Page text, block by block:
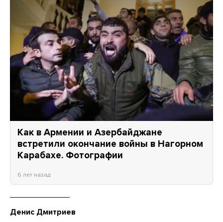
Как в Армении и Азербайджане
встретили окончание войны в Нагорном
Карабахе. Фотографии
6 лет назад
Денис Дмитриев